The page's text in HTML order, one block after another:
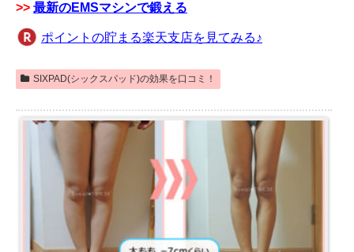
>> 最新のEMSマシンで鍛える
ポイントの貯まる楽天支店を見てみる♪
SIXPAD(シックスパッド)の効果を口コミ！